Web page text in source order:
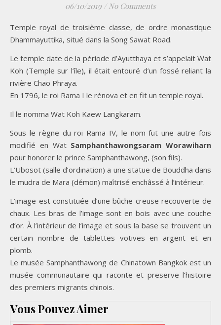
06/10/2019 / No Comments
Temple royal de troisième classe, de ordre monastique
Dhammayuttika, situé dans la Song Sawat Road.
Le temple date de la période d’Ayutthaya et s’appelait Wat
Koh (Temple sur l’île), il était entouré d’un fossé reliant la
rivière Chao Phraya.
En 1796, le roi Rama I le rénova et en fit un temple royal.
Il le nomma Wat Koh Kaew Langkaram.
Sous le règne du roi Rama IV, le nom fut une autre fois
modifié en Wat Samphanthawongsaram Worawiharn
pour honorer le prince Samphanthawong, (son fils).
L’Ubosot (salle d’ordination) a une statue de Bouddha dans
le mudra de Mara (démon) maîtrisé enchâssé à l’intérieur.
L’image est constituée d’une bûche creuse recouverte de
chaux. Les bras de l’image sont en bois avec une couche
d’or. À l’intérieur de l’image et sous la base se trouvent un
certain nombre de tablettes votives en argent et en
plomb.
Le musée Samphanthawong de Chinatown Bangkok est un
musée communautaire qui raconte et preserve l’histoire
des premiers migrants chinois.
Vous Pouvez Aimer